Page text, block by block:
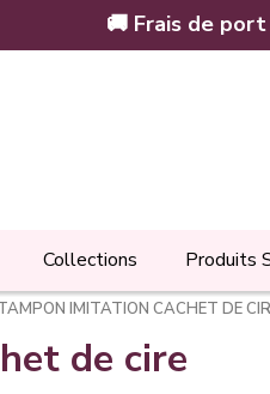
🚚 Frais de
Collections Produits
IMITATION CACHET DE
de cire